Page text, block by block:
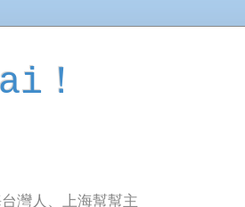
！
灣人、上海幫幫主